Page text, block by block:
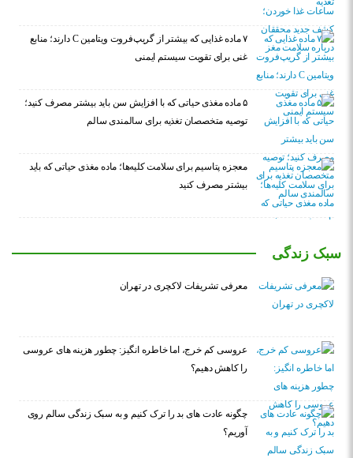
۷ ماده غذایی که بیشتر از گریپ‌فروت ویتامین C دارند؛ منابع
غنی برای تقویت سیستم ایمنی
۵ ماده مغذی حیاتی که با افزایش سن باید بیشتر مصرف کنید؛
توصیه متخصصان تغذیه برای سالمندی سالم
معجزه پتاسیم برای سلامت کلیه‌ها؛ ماده مغذی حیاتی که باید
بیشتر مصرف کنید
سبک زندگی
معرفی تشریفات لاکچری در تهران
عروسی کم خرج، اما خاطره انگیز: چطور هزینه های عروسی
را کاهش دهیم؟
چگونه عادت‌ های بد را ترک کنیم و به سبک زندگی سالم روی
آوریم؟